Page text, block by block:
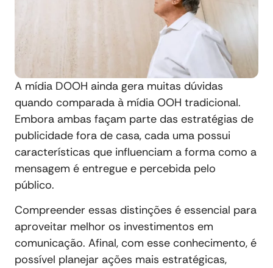
A mídia DOOH ainda gera muitas dúvidas
quando comparada à mídia OOH tradicional.
Embora ambas façam parte das estratégias de
publicidade fora de casa, cada uma possui
características que influenciam a forma como a
mensagem é entregue e percebida pelo
público.
Compreender essas distinções é essencial para
aproveitar melhor os investimentos em
comunicação. Afinal, com esse conhecimento, é
possível planejar ações mais estratégicas,